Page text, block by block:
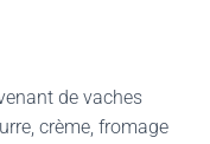
de vaches
crème, fromage